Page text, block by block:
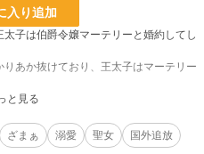
入り追加
子は伯爵令嬢マーテリーと婚約してし
あか抜けており、王太子はマーテリー
必死に説得するも、ありもしない罪を
。
ざまぁ 溺愛 聖女 国外追放